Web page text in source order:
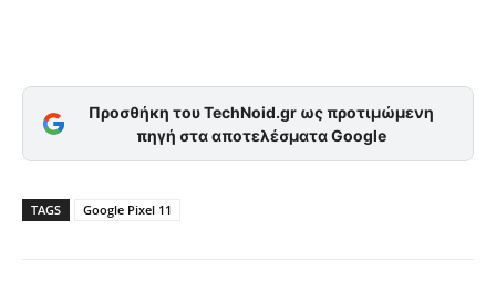
Προσθήκη του TechNoid.gr ως προτιμώμενη
πηγή στα αποτελέσματα Google
TAGS Google Pixel 11